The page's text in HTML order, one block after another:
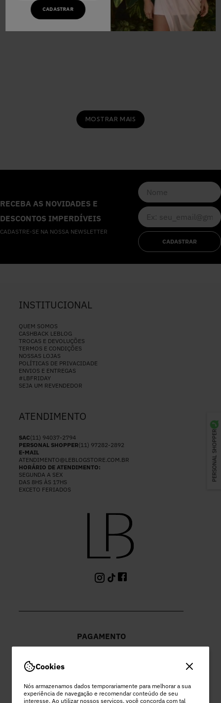
Cookies
Nós armazenamos dados temporariamente para melhorar a sua
experiência de navegação e recomendar conteúdo de seu
interesse. Ao utilizar nossos serviços, você concorda com tal
CADASTRAR
PERSONAL SHOPPER
MOSTRAR MAIS
RECEBA AS NOVIDADES E
DESCONTOS IMPERDÍVEIS
CADASTRE-SE NA NOSSA NEWSLETTER
CADASTRAR
INSTITUCIONAL
QUEM SOMOS
CASHBACK LEBLOG
TROCAS E DEVOLUÇÕES
TERMOS E CONDIÇÕES
NOSSAS LOJAS
POLÍTICAS DE PRIVACIDADE
ENVIOS E ENTREGAS
#LBFRIDAY
SEJA UM REVENDEDOR
ATENDIMENTO
SAC(11) 94037-2794
PERSONAL SHOPPER(11) 97282-2892
E-MAIL
ATENDIMENTO@LEBLOGSTORE.COM.BR
HORÁRIO DE ATENDIMENTO:
SEGUNDA A SEX
DAS 8HS ÀS 17HS
EXCETO FERIADOS
PAGAMENTO
PEC COMERCIO DO VESTUARIO LTDA